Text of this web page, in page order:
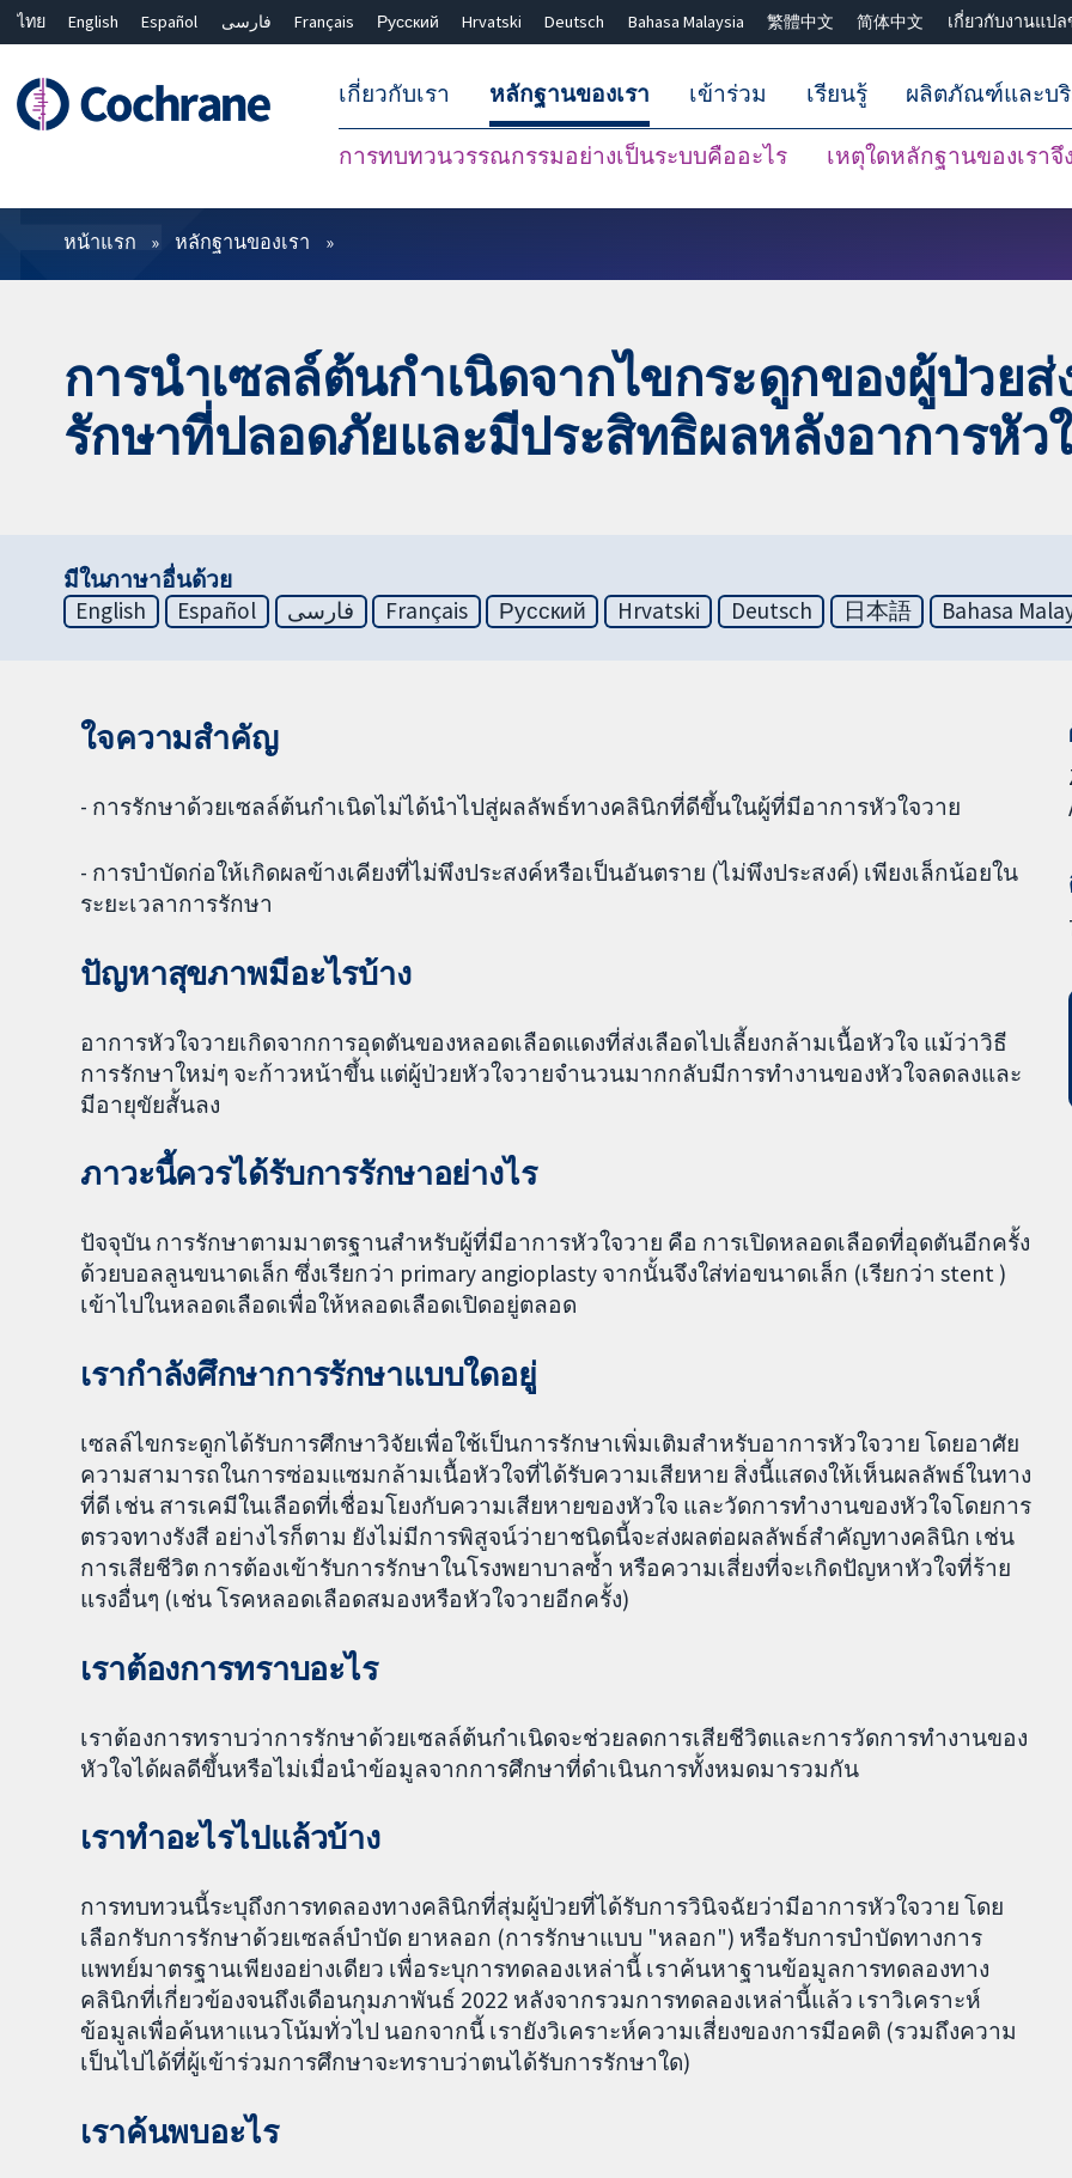
ไทย English Español فارسی Français Русский Hrvatski Deutsch Bahasa Malaysia 繁體中文 简体中文 เกี่ยวกับงานแปล
เกี่ยวกับเรา หลักฐานของเรา
การทบทวนวรรณกรรมอย่างเป็นระบบคืออะไร เหตุใดหลักฐานของเราจึ
เข้าร่วม เรียนรู้ ผลิตภัณฑ์และบ
ตัวกรอง
หน้าแรก หลักฐานของเรา
การนำเซลล์ต้นกำเนิดจากไขกระดูกของผู้ป่วยส่
รักษาที่ปลอดภัยและมีประสิทธิผลหลังอาการหัว
มีในภาษาอื่นด้วย
English
Español فارسی Français Русский Hrvatski Deutsch 日本語 Bahasa
ใจความสำคัญ
- การรักษาด้วยเซลล์ต้นกำเนิดไม่ได้นำไปสู่ผลลัพธ์ทางคลินิกที่ดีขึ้นในผู้ที่มีอาการหัวใจวาย
- การบำบัดก่อให้เกิดผลข้างเคียงที่ไม่พึงประสงค์หรือเป็นอันตราย (ไม่พึงประสงค์) เพียงเล็กน้อยใน
ระยะเวลาการรักษา
ปัญหาสุขภาพมีอะไรบ้าง
อาการหัวใจวายเกิดจากการอุดตันของหลอดเลือดแดงที่ส่งเลือดไปเลี้ยงกล้ามเนื้อหัวใจ แม้ว่าวิธี
การรักษาใหม่ๆ จะก้าวหน้าขึ้น แต่ผู้ป่วยหัวใจวายจำนวนมากกลับมีการทำงานของหัวใจลดลงและ
มีอายุขัยสั้นลง
ภาวะนี้ควรได้รับการรักษาอย่างไร
ปัจจุบัน การรักษาตามมาตรฐานสำหรับผู้ที่มีอาการหัวใจวาย คือ การเปิดหลอดเลือดที่อุดตันอีกครั้ง
ด้วยบอลลูนขนาดเล็ก ซึ่งเรียกว่า primary angioplasty จากนั้นจึงใส่ท่อขนาดเล็ก (เรียกว่า stent )
เข้าไปในหลอดเลือดเพื่อให้หลอดเลือดเปิดอยู่ตลอด
เรากำลังศึกษาการรักษาแบบใดอยู่
เซลล์ไขกระดูกได้รับการศึกษาวิจัยเพื่อใช้เป็นการรักษาเพิ่มเติมสำหรับอาการหัวใจวาย โดยอาศัย
ความสามารถในการซ่อมแซมกล้ามเนื้อหัวใจที่ได้รับความเสียหาย สิ่งนี้แสดงให้เห็นผลลัพธ์ในทาง
ที่ดี เช่น สารเคมีในเลือดที่เชื่อมโยงกับความเสียหายของหัวใจ และวัดการทำงานของหัวใจโดยการ
ตรวจทางรังสี อย่างไรก็ตาม ยังไม่มีการพิสูจน์ว่ายาชนิดนี้จะส่งผลต่อผลลัพธ์สำคัญทางคลินิก เช่น
การเสียชีวิต การต้องเข้ารับการรักษาในโรงพยาบาลซ้ำ หรือความเสี่ยงที่จะเกิดปัญหาหัวใจที่ร้าย
แรงอื่นๆ (เช่น โรคหลอดเลือดสมองหรือหัวใจวายอีกครั้ง)
เราต้องการทราบอะไร
เราต้องการทราบว่าการรักษาด้วยเซลล์ต้นกำเนิดจะช่วยลดการเสียชีวิตและการวัดการทำงานของ
หัวใจได้ผลดีขึ้นหรือไม่เมื่อนำข้อมูลจากการศึกษาที่ดำเนินการทั้งหมดมารวมกัน
เราทำอะไรไปแล้วบ้าง
การทบทวนนี้ระบุถึงการทดลองทางคลินิกที่สุ่มผู้ป่วยที่ได้รับการวินิจฉัยว่ามีอาการหัวใจวาย โดย
เลือกรับการรักษาด้วยเซลล์บำบัด ยาหลอก (การรักษาแบบ "หลอก") หรือรับการบำบัดทางการ
แพทย์มาตรฐานเพียงอย่างเดียว เพื่อระบุการทดลองเหล่านี้ เราค้นหาฐานข้อมูลการทดลองทาง
คลินิกที่เกี่ยวข้องจนถึงเดือนกุมภาพันธ์ 2022 หลังจากรวมการทดลองเหล่านี้แล้ว เราวิเคราะห์
ข้อมูลเพื่อค้นหาแนวโน้มทั่วไป นอกจากนี้ เรายังวิเคราะห์ความเสี่ยงของการมีอคติ (รวมถึงความ
เป็นไปได้ที่ผู้เข้าร่วมการศึกษาจะทราบว่าตนได้รับการรักษาใด)
เราค้นพบอะไร